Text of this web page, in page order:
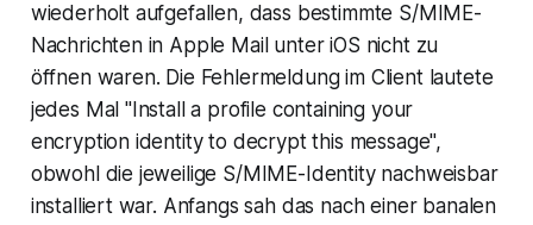
wiederholt aufgefallen, dass bestimmte S/MIME-
Nachrichten in Apple Mail unter iOS nicht zu
öffnen waren. Die Fehlermeldung im Client lautete
jedes Mal "Install a profile containing your
encryption identity to decrypt this message",
obwohl die jeweilige S/MIME-Identity nachweisbar
installiert war. Anfangs sah das nach einer banalen